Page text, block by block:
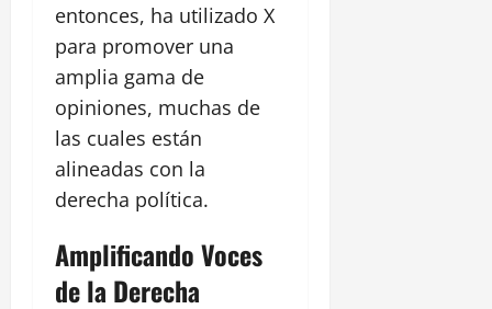
entonces, ha utilizado X
para promover una
amplia gama de
opiniones, muchas de
las cuales están
alineadas con la
derecha política.
Amplificando Voces
de la Derecha